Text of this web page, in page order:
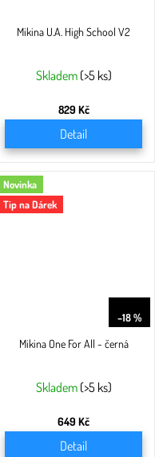
Mikina U.A. High School V2
Skladem (>5 ks)
829 Kč
Detail
Novinka
Tip na Dárek
–18 %
Mikina One For All - černá
Skladem (>5 ks)
649 Kč
Detail